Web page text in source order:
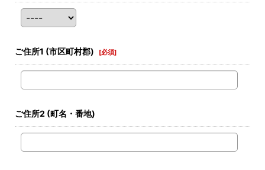
ご住所1 (市区町村郡) [必須]
ご住所2 (町名・番地)